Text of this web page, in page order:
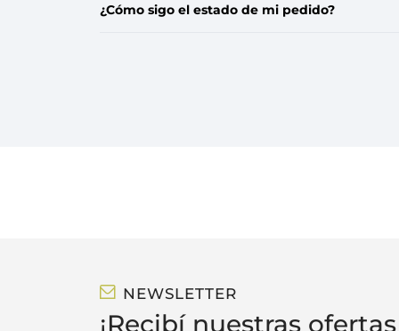
¿Cómo sigo el estado de mi pedido?
NEWSLETTER
¡Recibí nuestras ofertas